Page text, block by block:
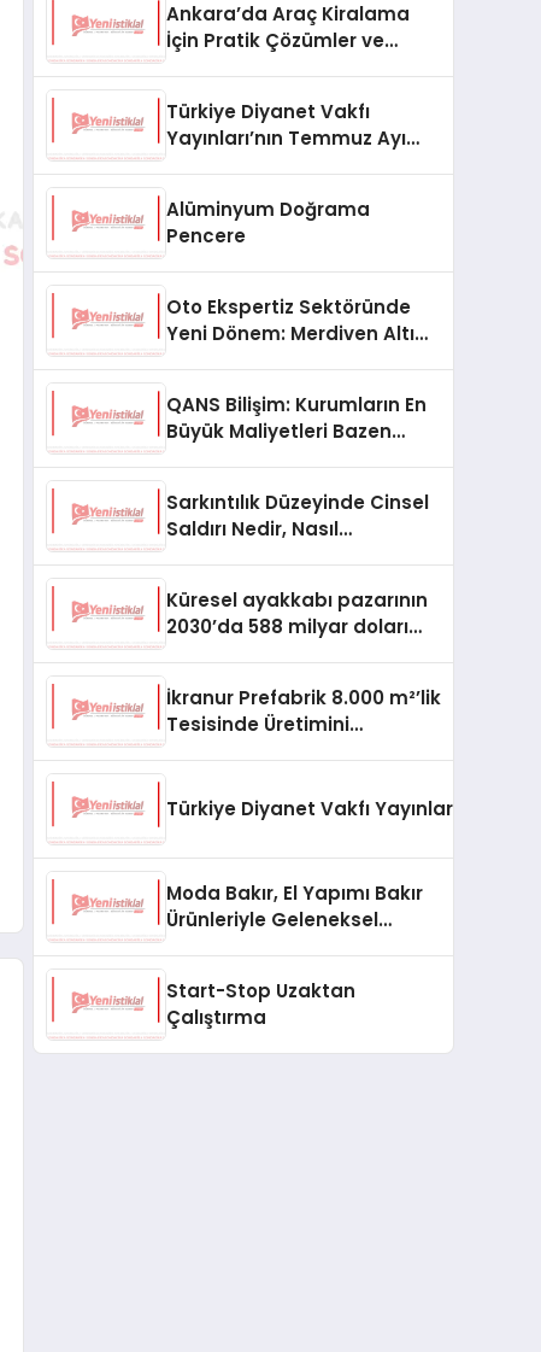
Ankara’da Araç Kiralama
İçin Pratik Çözümler ve
Türkiye Diyanet Vakfı
Yayınları’nın Temmuz Ayı
Alüminyum Doğrama
Pencere
Oto Ekspertiz Sektöründe
Yeni Dönem: Merdiven Altı
QANS Bilişim: Kurumların En
Büyük Maliyetleri Bazen
Sarkıntılık Düzeyinde Cinsel
Saldırı Nedir, Nasıl
Küresel ayakkabı pazarının
2030’da 588 milyar doları
İkranur Prefabrik 8.000 m²’lik
Tesisinde Üretimini
Türkiye Diyanet Vakfı Yayınları, Yeni
Moda Bakır, El Yapımı Bakır
Ürünleriyle Geleneksel
Start-Stop Uzaktan
Çalıştırma